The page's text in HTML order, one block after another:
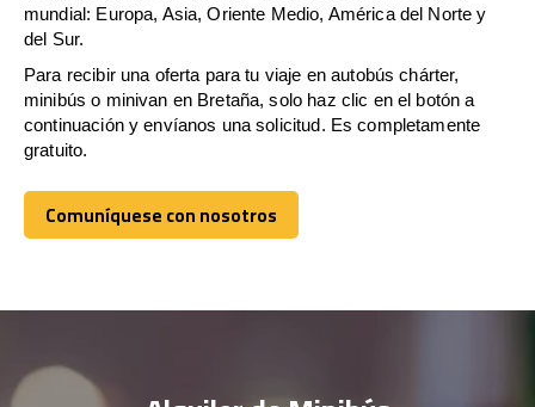
mundial: Europa, Asia, Oriente Medio, América del Norte y
del Sur.
Para recibir una oferta para tu viaje en autobús chárter,
minibús o minivan en Bretaña, solo haz clic en el botón a
continuación y envíanos una solicitud. Es completamente
gratuito.
Comuníquese con nosotros
Comuníquese con nosotros